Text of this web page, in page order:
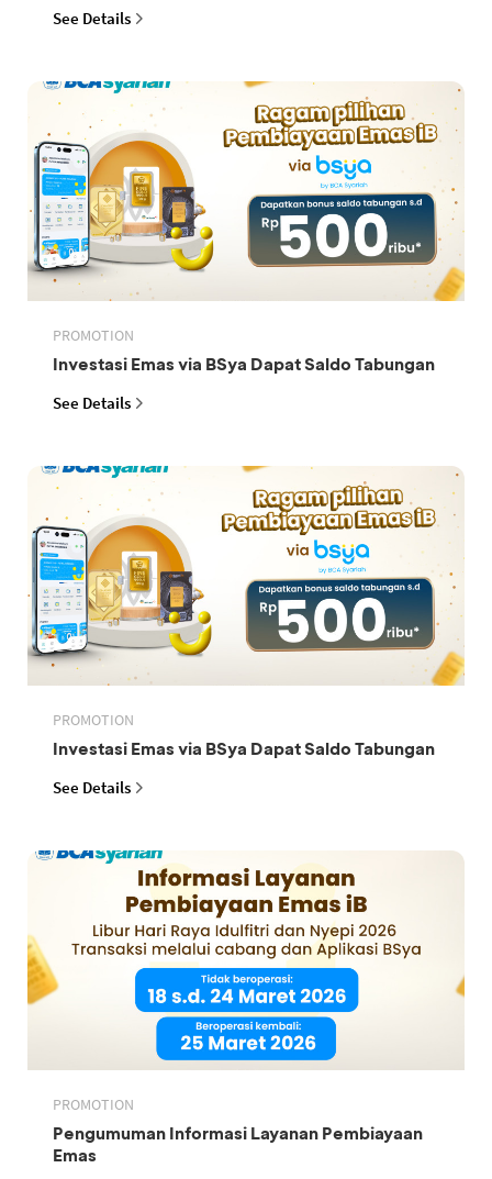
See Details
PROMOTION
Investasi Emas via BSya Dapat Saldo Tabungan
See Details
PROMOTION
Investasi Emas via BSya Dapat Saldo Tabungan
See Details
PROMOTION
Pengumuman Informasi Layanan Pembiayaan
Emas